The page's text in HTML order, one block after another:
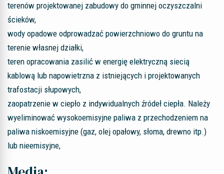
terenów projektowanej zabudowy do gminnej oczyszczalni
ścieków,
wody opadowe odprowadzać powierzchniowo do gruntu na
terenie własnej działki,
teren opracowania zasilić w energię elektryczną siecią
kablową lub napowietrzna z istniejących i projektowanych
trafostacji słupowych,
zaopatrzenie w ciepło z indywidualnych źródeł ciepła. Należy
wyeliminować wysokoemisyjne paliwa z przechodzeniem na
paliwa niskoemisyjne (gaz, olej opałowy, słoma, drewno itp.)
lub nieemisyjne,